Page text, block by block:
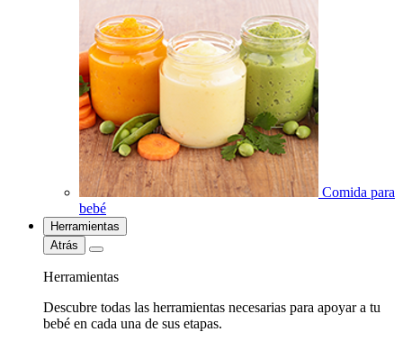
Comida para
bebé
Herramientas
Atrás
Herramientas
Descubre todas las herramientas necesarias para apoyar a tu
bebé en cada una de sus etapas.